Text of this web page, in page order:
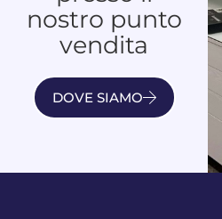
nostro punto
vendita
DOVE SIAMO